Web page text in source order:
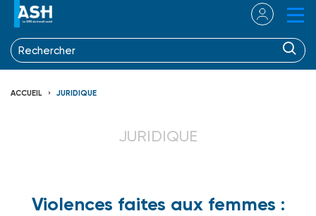
ACCUEIL JURIDIQUE
JURIDIQUE
Violences faites aux femmes :